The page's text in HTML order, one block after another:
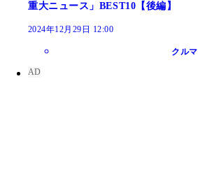
重大ニュース」BEST10【後編】
2024年12月29日 12:00
クルマ